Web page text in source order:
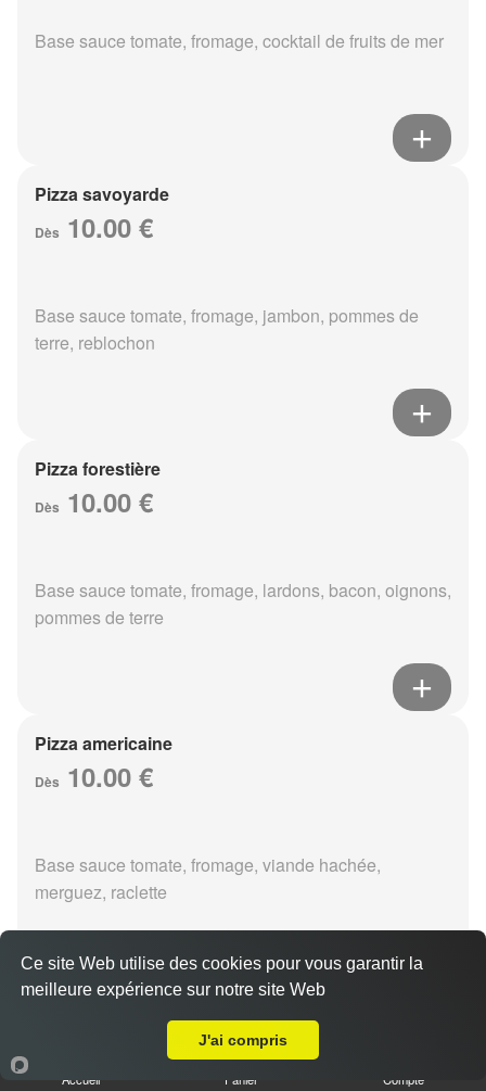
Base sauce tomate, fromage, cocktail de fruits de mer
Pizza savoyarde
Dès 10.00 €
Base sauce tomate, fromage, jambon, pommes de
terre, reblochon
Pizza forestière
Dès 10.00 €
Base sauce tomate, fromage, lardons, bacon, oignons,
pommes de terre
Pizza americaine
Dès 10.00 €
Base sauce tomate, fromage, viande hachée,
merguez, raclette
Accueil Panier Compte
Ce site Web utilise des cookies pour vous garantir la
meilleure expérience sur notre site Web
J'ai compris